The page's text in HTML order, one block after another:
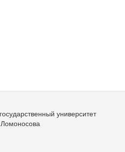
университет